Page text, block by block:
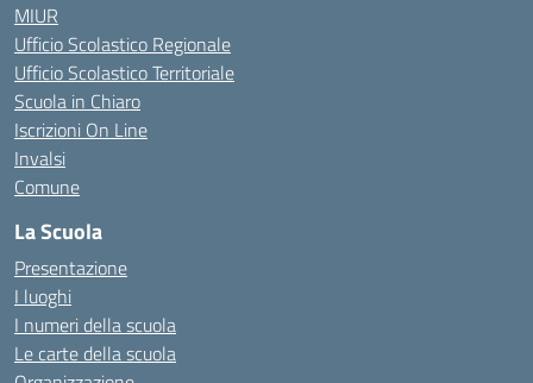
MIUR
Ufficio Scolastico Regionale
Ufficio Scolastico Territoriale
Scuola in Chiaro
Iscrizioni On Line
Invalsi
Comune
La Scuola
Presentazione
I luoghi
I numeri della scuola
Le carte della scuola